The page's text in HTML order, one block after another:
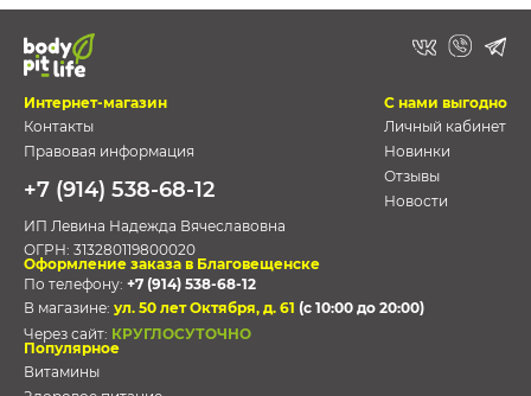
Интернет-магазин
Контакты
Правовая информация
+7 (914) 538-68-12
ИП Левина Надежда Вячеславовна
ОГРН: 313280119800020
С нами выгодно
Личный кабинет
Новинки
Отзывы
Новости
Оформление заказа в Благовещенске
По телефону: +7 (914) 538-68-12
В магазине: ул. 50 лет Октября, д. 61 (с 10:00 до 20:00)
Через сайт: КРУГЛОСУТОЧНО
Популярное
Витамины